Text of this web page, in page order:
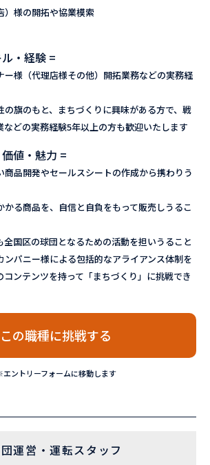
）様の開拓や協業模索
・経験 =
ー様（代理店様その他）開拓業務などの実務経
の旗のもと、まちづくりに興味がある方で、戦
などの実務経験5年以上の方も歓迎いたします
値・魅力 =
商品開発やセールスシートの作成から携わりう
かる商品を、自信と自負をもって販売しうるこ
全国区の球団となるための活動を担いうること
ンパニー様による包括的なアライアンス体制を
ンテンツを持って「まちづくり」に挑戦でき
この職種に挑戦する
ントリーフォームに移動します
運営・運転スタッフ